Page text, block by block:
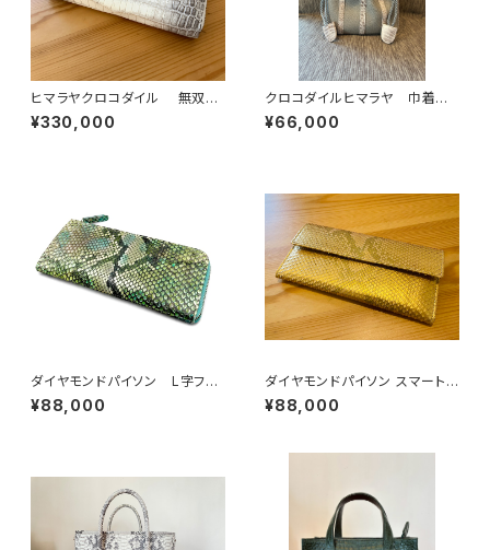
ヒマラヤクロコダイル 無双
ラウンドファスナーウォレット
¥330,000
クロコダイルヒマラヤ 巾着バッ
グ イタリアンシュリンクレザー
¥66,000
ダイヤモンドパイソン L字ファ
スナーウォレット グリーンナチ
ュラル
¥88,000
ダイヤモンドパイソン スマートウ
ォレット -Gold
¥88,000